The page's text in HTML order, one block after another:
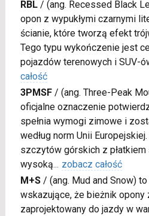
RBL/ (ang. Recessed Black
opon z wypukłymi czarnymi
ścianie, które tworzą efekt
Tego typu wykończenie jest
pojazdów terenowych i SUV-
całość
3PMSF/ (ang. Three-Peak
oficjalne oznaczenie
spełnia wymogi zimowe i
według norm Unii
szczytów górskich z płatkiem
wysoką... zobacz całość
M+S/ (ang. Mud and Snow)
wskazujące, że bieżnik opony
zaprojektowany do jazdy w